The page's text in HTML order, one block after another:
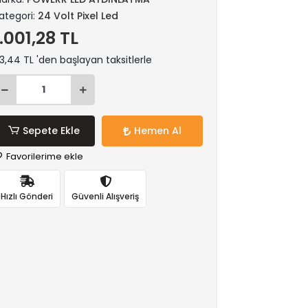
24 Volt Pixel Led
TL
TL 'den başlayan taksitlerle
Sepete Ekle Hemen Al
Favorilerime ekle
Hızlı Gönderi Güvenli Alışveriş